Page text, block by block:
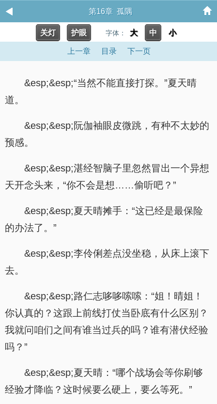
第16章 孤隅
关灯 护眼 字体： 大 中 小
上一章 目录 下一页
&esp;&esp;“当然不能直接打探。”夏天晴
道。
&esp;&esp;阮伽袖眼皮微跳，有种不太妙的
预感。
&esp;&esp;湛经智脑子里忽然冒出一个异想
天开念头来，“你不会是想……偷听吧？”
&esp;&esp;夏天晴摊手：“这已经是最保险
的办法了。”
&esp;&esp;李伶俐差点没坐稳，从床上滚下
去。
&esp;&esp;路仁志哆哆嗦嗦：“姐！晴姐！
你认真的？这跟上前线打仗当卧底有什么区别？
我就问咱们之间有谁当过兵的吗？谁有潜伏经验
吗？”
&esp;&esp;夏天晴：“哪个战场会等你刷够
经验才降临？这时候要么硬上，要么等死。”